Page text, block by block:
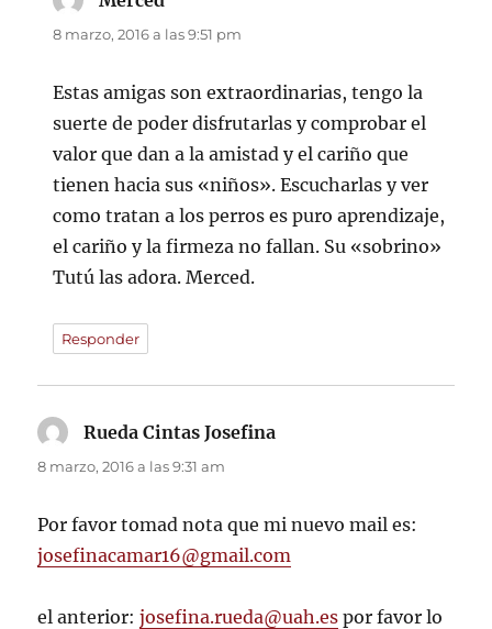
8 marzo, 2016 a las 9:51 pm
Estas amigas son extraordinarias, tengo la
suerte de poder disfrutarlas y comprobar el
valor que dan a la amistad y el cariño que
tienen hacia sus «niños». Escucharlas y ver
como tratan a los perros es puro aprendizaje,
el cariño y la firmeza no fallan. Su «sobrino»
Tutú las adora. Merced.
Responder
Rueda Cintas Josefina
8 marzo, 2016 a las 9:31 am
Por favor tomad nota que mi nuevo mail es:
josefinacamar16@gmail.com
el anterior:josefina.rueda@uah.es por favor lo